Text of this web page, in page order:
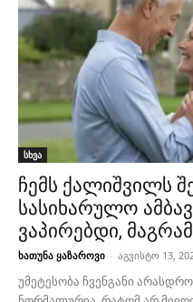
სხვა
ჩემს ქალიშვილს
სასიხარულო
ვაპირებდი,
ხათუნა ყაზაროვი - აგვისტო 13,
უმეტესობა ჩვენგანი